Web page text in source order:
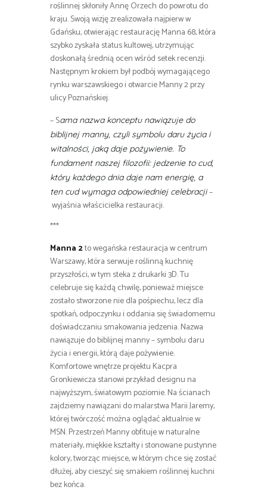
roślinnej skłoniły Annę Orzech do powrotu do
kraju. Swoją wizję zrealizowała najpierw w
Gdańsku, otwierając restaurację Manna 68, która
szybko zyskała status kultowej, utrzymując
doskonałą średnią ocen wśród setek recenzji.
Następnym krokiem był podbój wymagającego
rynku warszawskiego i otwarcie Manny 2 przy
ulicy Poznańskiej.
– Sama nazwa konceptu nawiązuje do
biblijnej manny, czyli symbolu daru życia i
witalności, jaką daje pożywienie. To
fundament naszej filozofii: jedzenie to cud,
który każdego dnia daje nam energię, a
ten cud wymaga odpowiedniej celebracji–
wyjaśnia właścicielka restauracji.
***
Manna 2to wegańska restauracja w centrum
Warszawy, która serwuje roślinną kuchnię
przyszłości, w tym steka z drukarki 3D. Tu
celebruje się każdą chwilę, ponieważ miejsce
zostało stworzone nie dla pośpiechu, lecz dla
spotkań, odpoczynku i oddania się świadomemu
doświadczaniu smakowania jedzenia. Nazwa
nawiązuje do biblijnej manny – symbolu daru
życia i energii, którą daje pożywienie.
Komfortowe wnętrze projektu Kacpra
Gronkiewicza stanowi przykład designu na
najwyższym, światowym poziomie. Na ścianach
zajdziemy nawiązani do malarstwa Marii Jaremy,
której twórczość można oglądać aktualnie w
MSN. Przestrzeń Manny obfituje w naturalne
materiały, miękkie kształty i stonowane pustynne
kolory, tworząc miejsce, w którym chce się zostać
dłużej, aby cieszyć się smakiem roślinnej kuchni
bez końca.